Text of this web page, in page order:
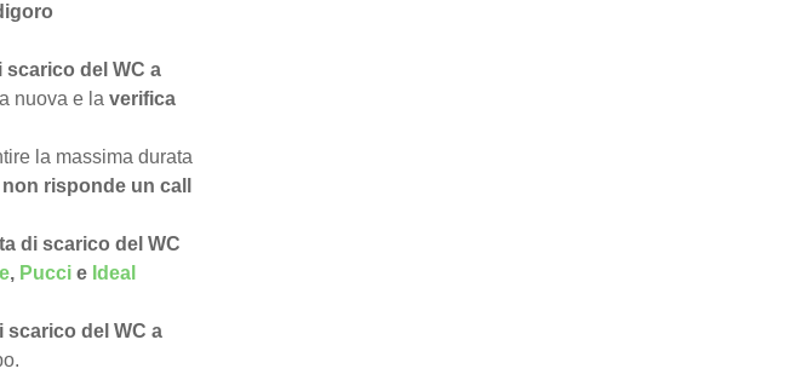
del WC a
nuova e la verifica
la massima durata
non risponde un call
di scarico del WC
, Pucci e Ideal
scarico del WC a